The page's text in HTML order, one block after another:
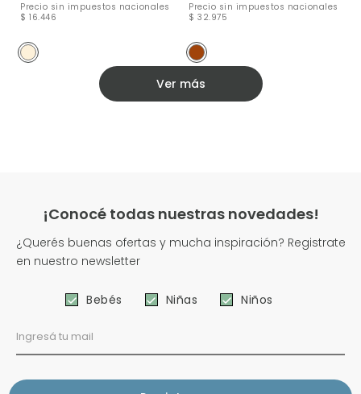
Precio sin impuestos nacionales
$ 16.446
Precio sin impuestos nacionales
$ 32.975
Ver más
¡Conocé todas nuestras novedades!
¿Querés buenas ofertas y mucha inspiración? Registrate
en nuestro newsletter
Bebés Niñas Niños